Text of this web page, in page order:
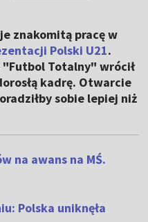
znakomitą pracę w
Polski U21.
Totalny" wrócił
kadrę. Otwarcie
sobie lepiej niż
na awans na MŚ.
Polska uniknęła